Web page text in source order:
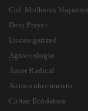
O QUE É
EM PUBLICAR
Col. Mulheres Viajantes
Devi Prayer
Uncategorized
Agroecologia
Amor Radical
Autoconhecimento
Cartaz Ecodarma